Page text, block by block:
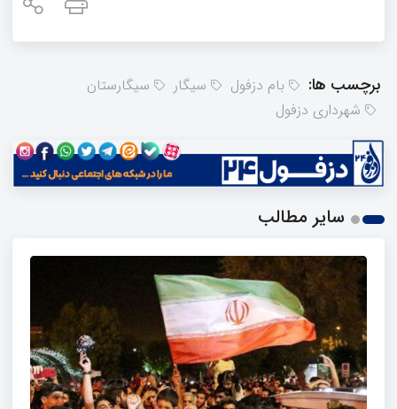
برچسب ها: بام دزفول سیگار
سیگارستان
شهرداری دزفول
سایر مطالب